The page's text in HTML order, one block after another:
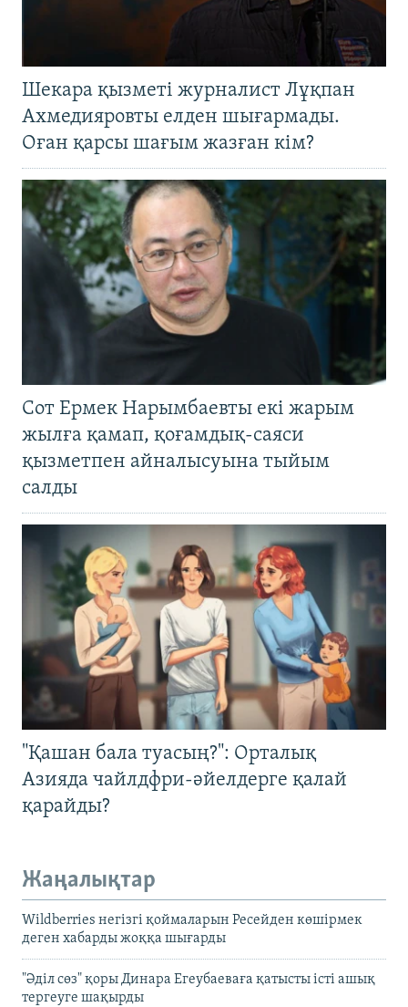
Шекара қызметі журналист Лұқпан
Ахмедияровты елден шығармады.
Оған қарсы шағым жазған кім?
Сот Ермек Нарымбаевты екі жарым
жылға қамап, қоғамдық-саяси
қызметпен айналысуына тыйым
салды
"Қашан бала туасың?": Орталық
Азияда чайлдфри-әйелдерге қалай
қарайды?
Жаңалықтар
Wildberries негізгі қоймаларын Ресейден көшірмек
деген хабарды жоққа шығарды
"Әділ сөз" қоры Динара Егеубаеваға қатысты істі ашық
тергеуге шақырды